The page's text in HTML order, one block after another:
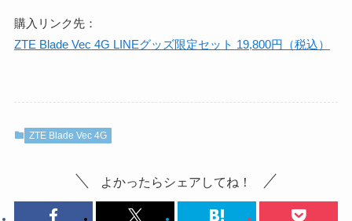
購入リンク先：
ZTE Blade Vec 4G LINEグッズ限定セット 19,800円（税込）
ZTE Blade Vec 4G
よかったらシェアしてね！